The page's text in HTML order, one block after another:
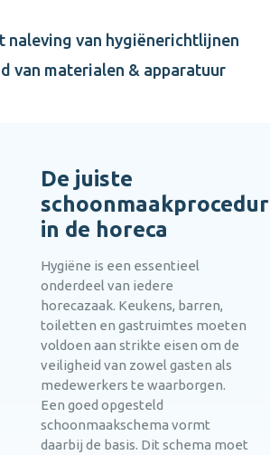
naleving van hygiënerichtlijnen
van materialen & apparatuur
De juiste
in de horeca
Hygiëne is een essentieel
onderdeel van iedere
horecazaak. Keukens, barren,
toiletten en gastruimtes moeten
voldoen aan strikte eisen om de
veiligheid van zowel gasten als
medewerkers te waarborgen.
Een goed opgesteld
schoonmaakschema vormt
daarbij de basis. Dit schema moet